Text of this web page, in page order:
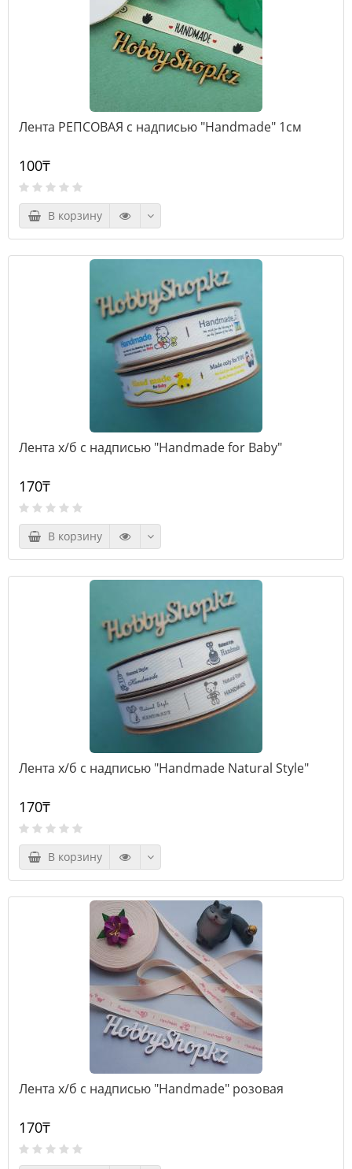
Лента РЕПСОВАЯ с надписью "Handmade" 1см
100₸
В корзину
Лента х/б с надписью "Handmade for Baby"
170₸
В корзину
Лента х/б с надписью "Handmade Natural Style"
170₸
В корзину
Лента х/б с надписью "Handmade" розовая
170₸